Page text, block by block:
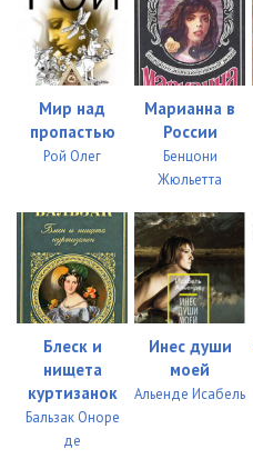
Мир над
пропастью
Рой Олег
Марианна в
России
Бенцони
Жюльетта
Блеск и
нищета
куртизанок
Бальзак Оноре
де
Инес души
моей
Альенде Исабель